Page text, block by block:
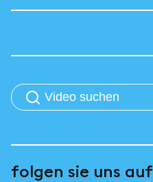
folgen sie uns auf